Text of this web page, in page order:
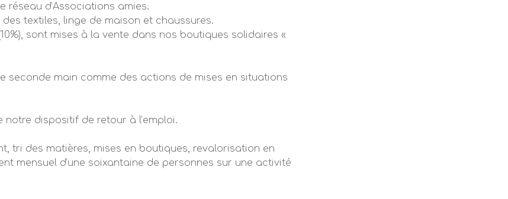
réseau d’Associations amies.
textiles, linge de maison et chaussures.
sont mises à la vente dans nos boutiques solidaires «
seconde main comme des actions de mises en situations
dispositif de retour à l’emploi.
tri des matières, mises en boutiques, revalorisation en
mensuel d’une soixantaine de personnes sur une activité